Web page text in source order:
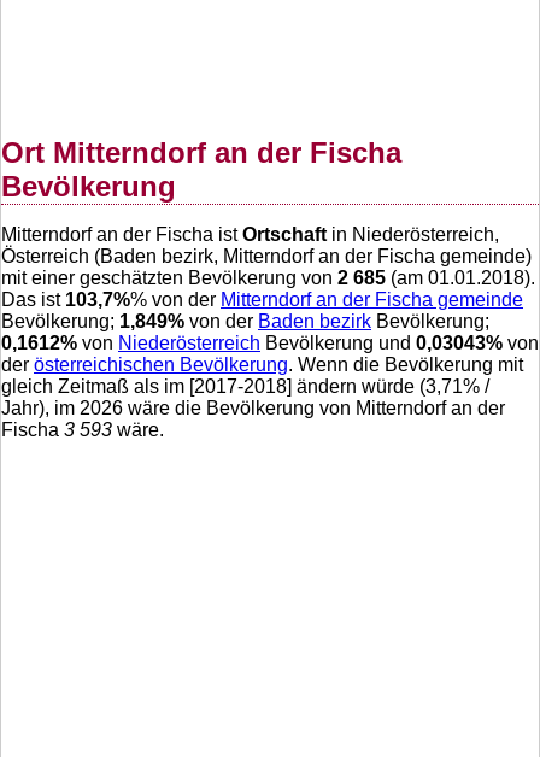
Ort Mitterndorf an der Fischa
Bevölkerung
Mitterndorf an der Fischa istOrtschaft in Niederösterreich,
Österreich (Baden bezirk, Mitterndorf an der Fischa gemeinde)
mit einer geschätzten Bevölkerung von 2 685 (am 01.01.2018).
Das ist 103,7%% von der Mitterndorf an der Fischa gemeinde
Bevölkerung; 1,849% von der Baden bezirk Bevölkerung;
0,1612% von Niederösterreich Bevölkerung und 0,03043% von
der österreichischen Bevölkerung. Wenn die Bevölkerung mit
gleich Zeitmaß als im [2017-2018] ändern würde (3,71% /
Jahr), im 2026 wäre die Bevölkerung von Mitterndorf an der
Fischa 3 593 wäre.